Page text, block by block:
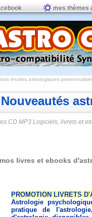
mes thèmes
études astrologiques
Nouveautés
CD MP3 Logiciels, livrets et
livres et ebooks
PROMOTION LIVRETS
Astrologie
pratique de